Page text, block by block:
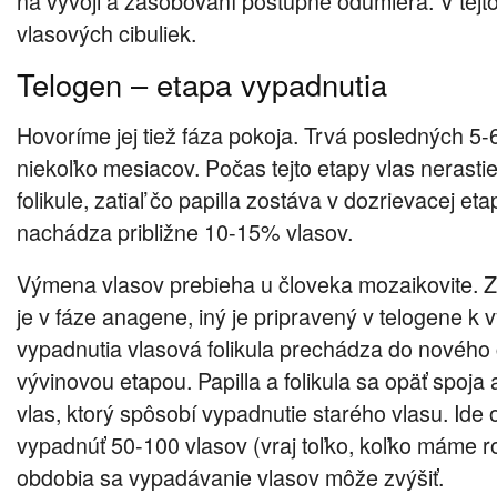
vlasových cibuliek.
Telogen – etapa vypadnutia
Hovoríme jej tiež fáza pokoja. Trvá posledných
niekoľko mesiacov. Počas tejto etapy vlas
folikule, zatiaľ čo papilla zostáva v dozrievacej
nachádza približne 10-15% vlasov.
Výmena vlasov prebieha u človeka mozaikovite.
je v fáze anagene, iný je pripravený v telogene k
vypadnutia vlasová folikula prechádza do
vývinovou etapou. Papilla a folikula sa opäť
vlas, ktorý spôsobí vypadnutie starého vlasu. Ide
vypadnúť 50-100 vlasov (vraj toľko, koľko máme
obdobia sa vypadávanie vlasov môže zvýšiť.